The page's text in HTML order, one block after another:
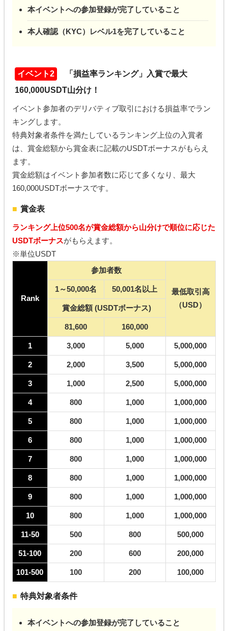
本イベントへの参加登録が完了していること
本人確認（KYC）レベル1を完了していること
イベント2
「損益率ランキング」入賞で最大
160,000USDT山分け！
イベント参加者のデリバティブ取引における損益率でラン
キングします。
特典対象者条件を満たしているランキング上位の入賞者
は、賞金総額から賞金表に記載のUSDTボーナスがもらえ
ます。
賞金総額はイベント参加者数に応じて多くなり、最大
160,000USDTボーナスです。
賞金表
ランキング上位500名が賞金総額から山分けで順位に応じた
USDTボーナスがもらえます。
※単位USDT
Rank
参加者数
最低取引高
（USD）
1～50,000名 50,001名以上
賞金総額(USDTボーナス)
81,600 160,000
1 3,000 5,000 5,000,000
2 2,000 3,500 5,000,000
3 1,000 2,500 5,000,000
4 800 1,000 1,000,000
5 800 1,000 1,000,000
6 800 1,000 1,000,000
7 800 1,000 1,000,000
8 800 1,000 1,000,000
9 800 1,000 1,000,000
10 800 1,000 1,000,000
11-50 500 800 500,000
51-100 200 600 200,000
101-500 100 200 100,000
特典対象者条件
本イベントへの参加登録が完了していること